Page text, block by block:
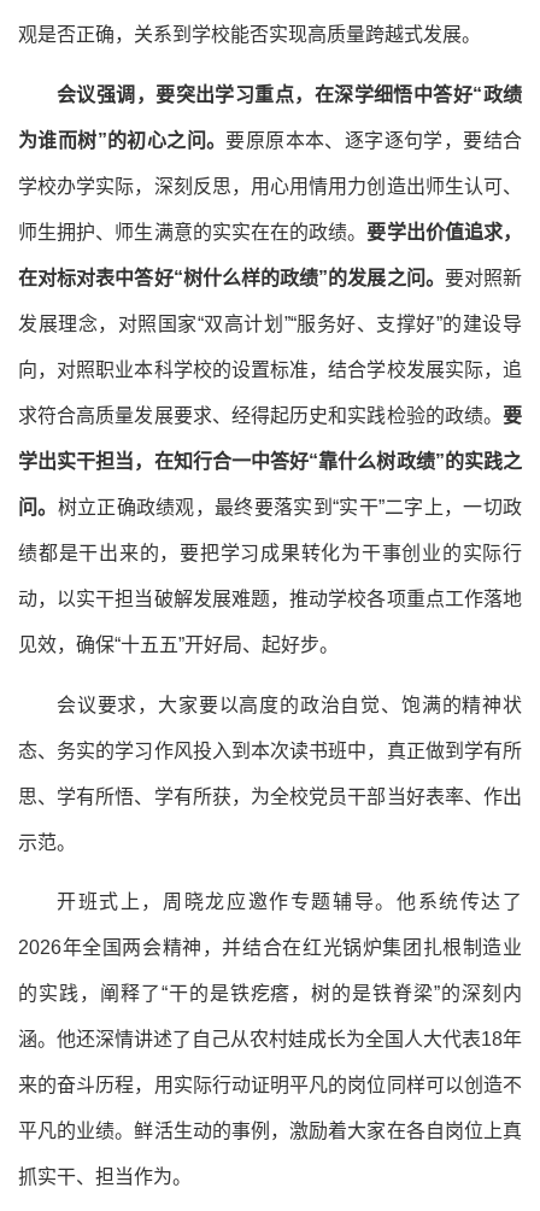
观是否正确，关系到学校能否实现高质量跨越式发展。
会议强调，要突出学习重点，在深学细悟中答好“政绩
为谁而树”的初心之问。要原原本本、逐字逐句学，要结合
学校办学实际，深刻反思，用心用情用力创造出师生认可、
师生拥护、师生满意的实实在在的政绩。要学出价值追求，
在对标对表中答好“树什么样的政绩”的发展之问。 要对照新
发展理念，对照国家“双高计划”“服务好、支撑好”的建设导
向，对照职业本科学校的设置标准，结合学校发展实际，追
求符合高质量发展要求、经得起历史和实践检验的政绩。 要
学出实干担当，在知行合一中答好“靠什么树政绩”的实践之
问。 树立正确政绩观，最终要落实到“实干”二字上，一切政
绩都是干出来的，要把学习成果转化为干事创业的实际行
动，以实干担当破解发展难题，推动学校各项重点工作落地
见效，确保“十五五”开好局、起好步。
会议要求，大家要以高度的政治自觉、饱满的精神状
态、务实的学习作风投入到本次读书班中，真正做到学有所
思、学有所悟、学有所获，为全校党员干部当好表率、作出
示范。
开班式上，周晓龙应邀作专题辅导。他系统传达了
2026年全国两会精神，并结合在红光锅炉集团扎根制造业
的实践，阐释了“干的是铁疙瘩，树的是铁脊梁”的深刻内
涵。他还深情讲述了自己从农村娃成长为全国人大代表18年
来的奋斗历程，用实际行动证明平凡的岗位同样可以创造不
平凡的业绩。鲜活生动的事例，激励着大家在各自岗位上真
抓实干、担当作为。